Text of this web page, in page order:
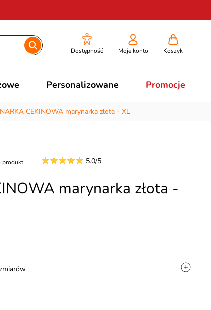
Dostępność Moje konto Koszyk
Personalizowane Promocje
CEKINOWA marynarka złota - XL
marynarka złota -
produkt 5.0/5